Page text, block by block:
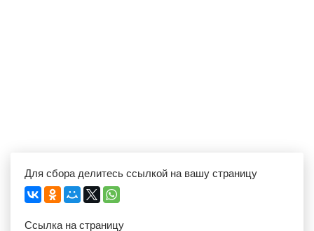
Для сбора делитесь ссылкой на вашу страницу
Ссылка на страницу